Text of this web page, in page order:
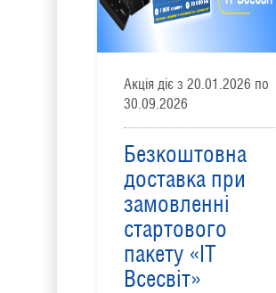
Акція діє з 20.01.2026 по
30.09.2026
Безкоштовна
доставка при
замовленні
стартового
пакету «ІТ
Всесвіт»